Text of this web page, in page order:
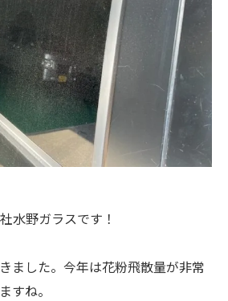
水野ガラスです！
ました。今年は花粉飛散量が非常
すね。